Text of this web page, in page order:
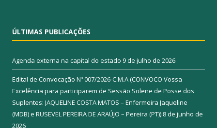
ÚLTIMAS PUBLICAÇÕES
Agenda externa na capital do estado 9 de julho de 2026
Edital de Convocação Nº 007/2026-C.M.A (CONVOCO Vossa
Excelência para participarem de Sessão Solene de Posse dos
Suplentes: JAQUELINE COSTA MATOS – Enfermeira Jaqueline
(MDB) e RUSEVEL PEREIRA DE ARAÚJO – Pereira (PT)) 8 de junho de
2026